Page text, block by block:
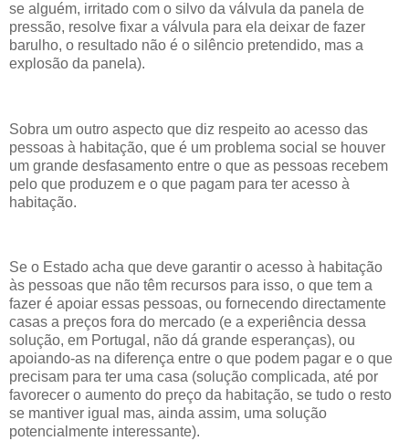
se alguém, irritado com o silvo da válvula da panela de
pressão, resolve fixar a válvula para ela deixar de fazer
barulho, o resultado não é o silêncio pretendido, mas a
explosão da panela).
Sobra um outro aspecto que diz respeito ao acesso das
pessoas à habitação, que é um problema social se houver
um grande desfasamento entre o que as pessoas recebem
pelo que produzem e o que pagam para ter acesso à
habitação.
Se o Estado acha que deve garantir o acesso à habitação
às pessoas que não têm recursos para isso, o que tem a
fazer é apoiar essas pessoas, ou fornecendo directamente
casas a preços fora do mercado (e a experiência dessa
solução, em Portugal, não dá grande esperanças), ou
apoiando-as na diferença entre o que podem pagar e o que
precisam para ter uma casa (solução complicada, até por
favorecer o aumento do preço da habitação, se tudo o resto
se mantiver igual mas, ainda assim, uma solução
potencialmente interessante).